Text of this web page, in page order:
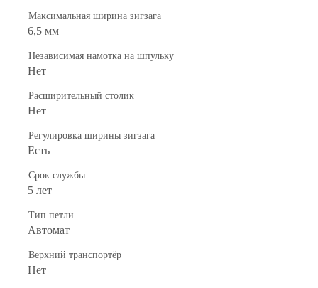
Максимальная ширина зигзага
6,5 мм
Независимая намотка на шпульку
Нет
Расширительный столик
Нет
Регулировка ширины зигзага
Есть
Срок службы
5 лет
Тип петли
Автомат
Верхний транспортёр
Нет